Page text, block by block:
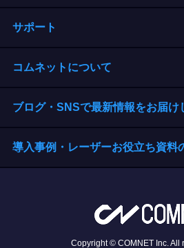
サポート
コムネットについて
ブログ・SNSで最新情報をお届け
導入事例・レーザーお役立ち資料
Copyright © COMNET Inc. All